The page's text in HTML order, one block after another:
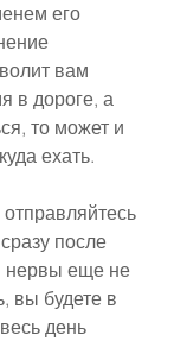
его
вам
в дороге, а
то может и
ехать.
после
нервы еще не
вы будете в
день